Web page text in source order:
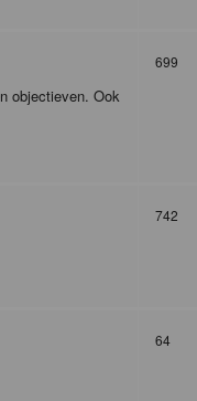
objectieven. Ook
699
742
64